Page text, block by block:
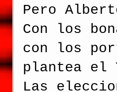
Pero
Con los
con los
plantea el
Las